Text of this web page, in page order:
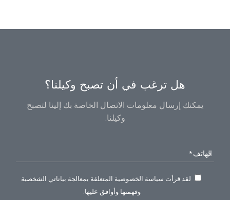
هل ترغب في أن تصبح وكيلنا؟
يمكنك إرسال معلومات الاتصال الخاصة بك إلينا لتصبح
وكيلنا.
لقد قرأت سياسة الخصوصية المتعلقة بمعالجة بياناتي الشخصية
وفهمتها وأوافق عليها.